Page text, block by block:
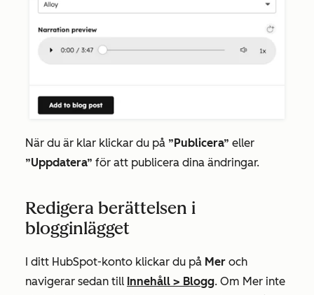
När du är klar klickar du på ”Publicera” eller
”Uppdatera” för att publicera dina ändringar.
Redigera berättelsen i
blogginlägget
I ditt HubSpot-konto klickar du på Mer och
navigerar sedan till Innehåll > Blogg. Om Mer inte